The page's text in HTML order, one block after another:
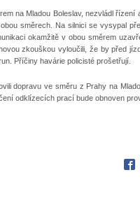
na Mladou Boleslav, nezvládl
směrech. Na silnici se vysypal
okamžitě v obou směrem
zkouškou vyloučili, že by před
Příčiny havárie policisté prošetřují.
dopravu ve směru z Prahy na
odklízecích prací bude obnoven